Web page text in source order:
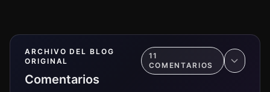
ARCHIVO DEL BLOG
ORIGINAL
Comentarios
11
COMENTARIOS